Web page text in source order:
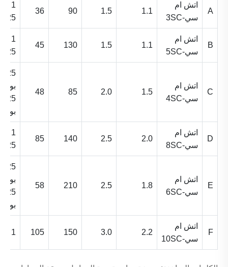
A
اتش ام
سي-3SC
1.1
1.5
90
36
1.25"
B
اتش ام
سي-5SC
1.1
1.5
130
45
1.25"
C
اتش ام
سي-4SC
1.5
2.0
85
48
1.25
1.25
D
اتش ام
سي-8SC
2.0
2.5
140
85
1.25"
E
اتش ام
سي-6SC
1.8
2.5
210
58
1.25
1.25
F
اتش ام
سي-10SC
2.2
3.0
150
105
1 "* 1"